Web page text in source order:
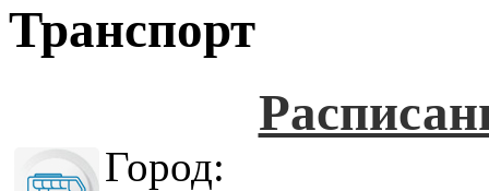
Транспорт
Город: